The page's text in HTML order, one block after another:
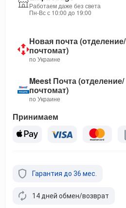
Работаем даже без света
Пн-Вс с 10:00 до 19:00
Новая почта (отделение/
почтомат)
по Украине
Meest Почта (отделение/
почтомат)
по Украине
Принимаем
Гарантия до 36 мес.
14 дней обмен/возврат